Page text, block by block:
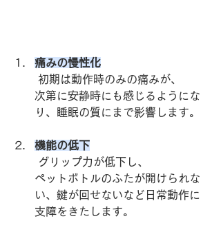
痛みの慢性化
初期は動作時のみの痛みが、
次第に安静時にも感じるようにな
り、睡眠の質にまで影響します。
機能の低下
グリップ力が低下し、
ペットボトルのふたが開けられな
い、鍵が回せないなど日常動作に
支障をきたします。